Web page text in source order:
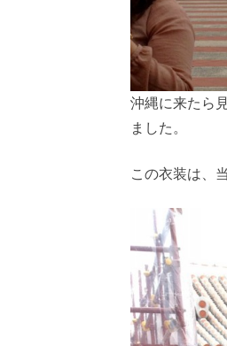
沖縄に来たら
ました。
この衣装は、